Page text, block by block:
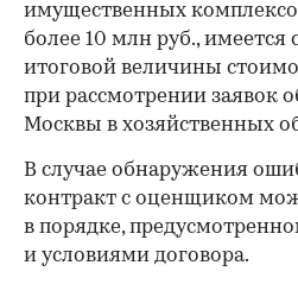
имущественных
более 10 млн руб., имеется
итоговой величины
при рассмотрении заявок
Москвы в хозяйственных
В случае обнаружения
контракт с оценщиком
в порядке,
и условиями договора.